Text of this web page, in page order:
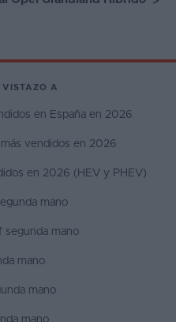
VISTAZO A
en España en 2026
vendidos en 2026
en 2026 (HEV y PHEV)
mano
segunda mano
mano
mano
mano